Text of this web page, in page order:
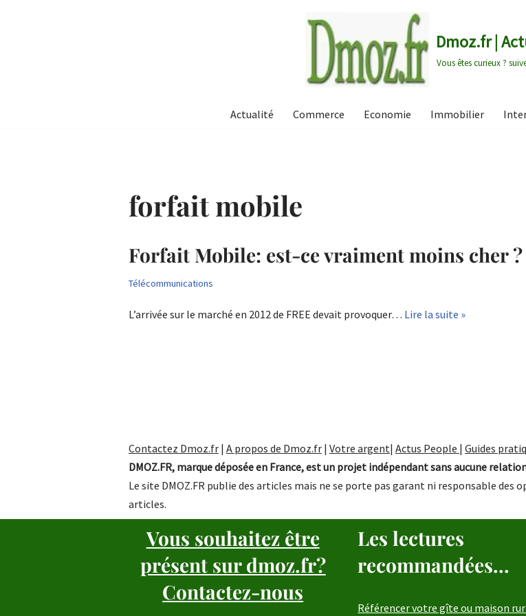
Dmoz.fr |
Vous êtes curieux ?
Actualité Commerce Economie Immobilier
forfait mobile
Forfait Mobile: est-ce vraiment moins cher ?
Télécommunications
L’arrivée sur le marché en 2012 de FREE devait provoquer… Lire la suite »
Contactez Dmoz.fr | A propos de Dmoz.fr | Votre argent| Actus People | Guides
DMOZ.FR, marque déposée en France, est un projet indépendant sans aucune
Le site DMOZ.FR publie des articles mais ne se porte pas garant ni responsable des
articles.
Vous souhaitez être
présent sur dmoz.fr?
Contactez-nous
Les lectures
recommandées...
Référencer votre gîte ou maison